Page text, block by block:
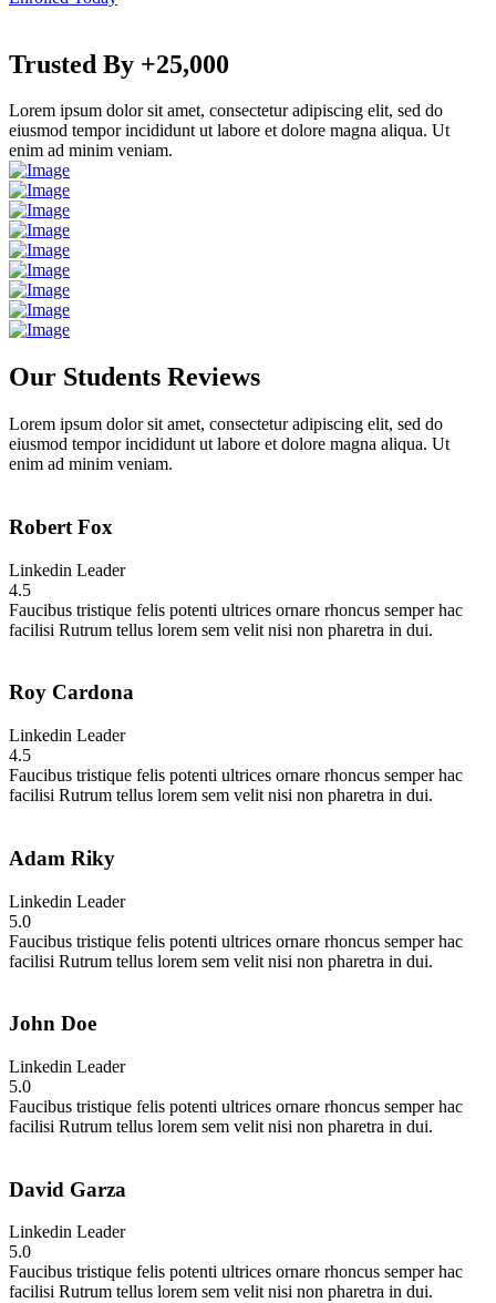
Trusted By +25,000
Lorem ipsum dolor sit amet, consectetur adipiscing elit, sed do
eiusmod tempor incididunt ut labore et dolore magna aliqua. Ut
enim ad minim veniam.
Our Students Reviews
Lorem ipsum dolor sit amet, consectetur adipiscing elit, sed do
eiusmod tempor incididunt ut labore et dolore magna aliqua. Ut
enim ad minim veniam.
Robert Fox
Linkedin Leader
4.5
Faucibus tristique felis potenti ultrices ornare rhoncus semper hac
facilisi Rutrum tellus lorem sem velit nisi non pharetra in dui.
Roy Cardona
Linkedin Leader
4.5
Faucibus tristique felis potenti ultrices ornare rhoncus semper hac
facilisi Rutrum tellus lorem sem velit nisi non pharetra in dui.
Adam Riky
Linkedin Leader
5.0
Faucibus tristique felis potenti ultrices ornare rhoncus semper hac
facilisi Rutrum tellus lorem sem velit nisi non pharetra in dui.
John Doe
Linkedin Leader
5.0
Faucibus tristique felis potenti ultrices ornare rhoncus semper hac
facilisi Rutrum tellus lorem sem velit nisi non pharetra in dui.
David Garza
Linkedin Leader
5.0
Faucibus tristique felis potenti ultrices ornare rhoncus semper hac
facilisi Rutrum tellus lorem sem velit nisi non pharetra in dui.